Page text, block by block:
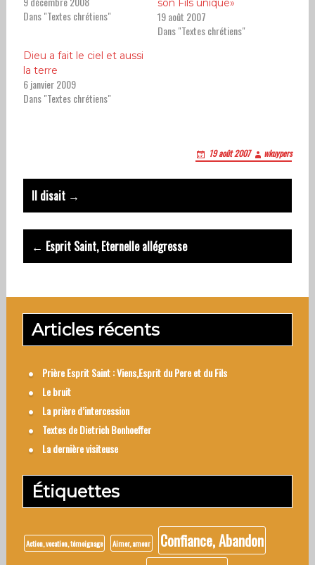
Dans "Textes chrétiens"
son Fils unique»
19 août 2007
Dans "Textes chrétiens"
Dieu a fait le ciel et aussi
la terre
6 janvier 2009
Dans "Textes chrétiens"
19 août 2007 wkuypers
Post
navigation
Il disait →
← Esprit Saint, Eternelle allégresse
Articles récents
Prière Esprit Saint : Viens,Esprit du Pere et du Fils
Le bruit
La prière d’intercession
Textes de Dietrich Bonhoeffer
La dernière visiteuse
Étiquettes
Action, vocation, témoignage Aimer, amour Confiance, Abandon